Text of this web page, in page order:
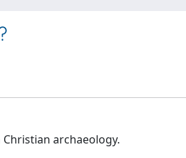
archaeology.